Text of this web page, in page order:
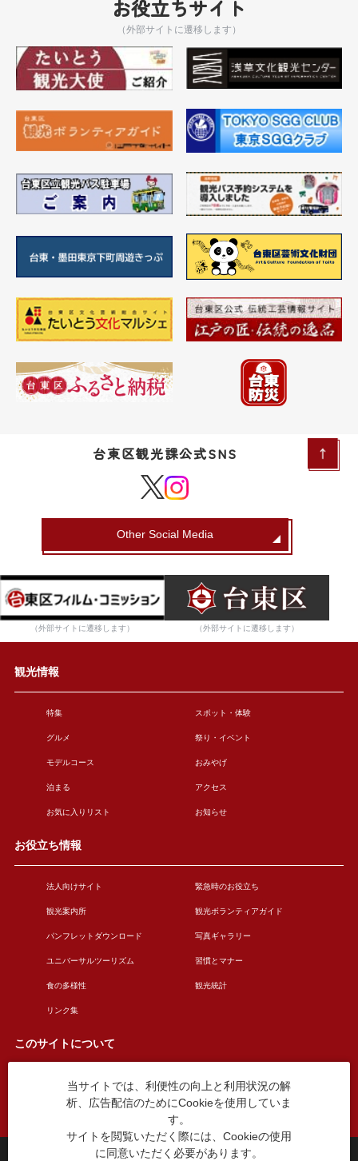
お役立ちサイト
（外部サイトに遷移します）
台東区観光課公式SNS
Other Social Media
（外部サイトに遷移します） （外部サイトに遷移します）
観光情報
特集 スポット・体験
グルメ 祭り・イベント
モデルコース おみやげ
泊まる アクセス
お気に入りリスト お知らせ
お役立ち情報
法人向けサイト 緊急時のお役立ち
観光案内所 観光ボランティアガイド
パンフレットダウンロード 写真ギャラリー
ユニバーサルツーリズム 習慣とマナー
食の多様性 観光統計
リンク集
このサイトについて
このサイトについて 広告掲載について
お問い合わせ
台東区役所観光課
当サイトでは、利便性の向上と利用状況の解
析、広告配信のためにCookieを使用していま
す。
サイトを閲覧いただく際には、Cookieの使用
に同意いただく必要があります。